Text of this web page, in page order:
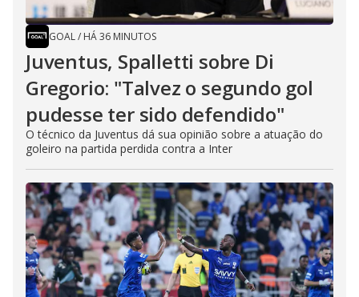
GOAL/ HÁ 36 MINUTOS
Juventus, Spalletti sobre Di
Gregorio: "Talvez o segundo gol
pudesse ter sido defendido"
O técnico da Juventus dá sua opinião sobre a atuação do
goleiro na partida perdida contra a Inter